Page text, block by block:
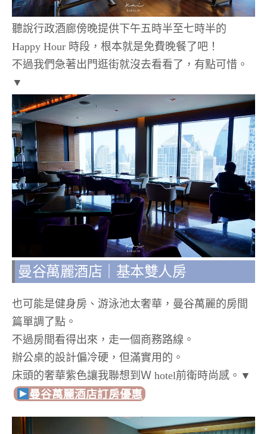
聽說行政酒廊傍晚提供下午五時半至七時半的
Happy Hour 時段，根本就是免費晚餐了吧！
不過我們急著出門逛街就沒去看看了，有點可惜。
▼
曼谷萬麗酒店｜基本雙人房
也可能是健身房、游泳池太奢華，曼谷萬麗的房間
篇單調了點。
不過房間看得出來，走一個商務路線。
辦公桌的設計偏冷硬，但滿實用的。
床頭的奢華紫色讓我聯想到Ｗ hotel前衛時尚感。▼
曼谷萬麗酒店訂房優惠